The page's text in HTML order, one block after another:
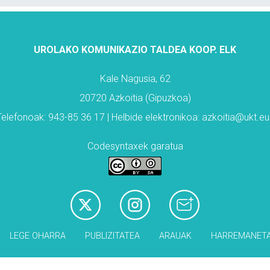
UROLAKO KOMUNIKAZIO TALDEA KOOP. ELK
Kale Nagusia, 62
20720 Azkoitia (Gipuzkoa)
943-85 36 17 | Helbide elektronikoa:
Codesyntaxek garatua
LEGE OHARRA PUBLIZITATEA ARAUAK